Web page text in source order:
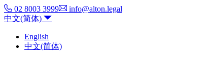
02 8003 3999
info@alton.legal
中文(简体)
English
中文(简体)